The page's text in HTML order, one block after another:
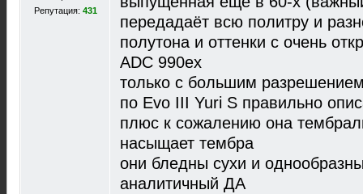
Репутация: 431
передадаёт всю политру и
полутона и оттенки с очень
ADC 990ex
только с большим
по Evo III Yuri S правильно
плюс к сожалению она
насыщает тембра
они бледны сухи и
аналитичный ДА